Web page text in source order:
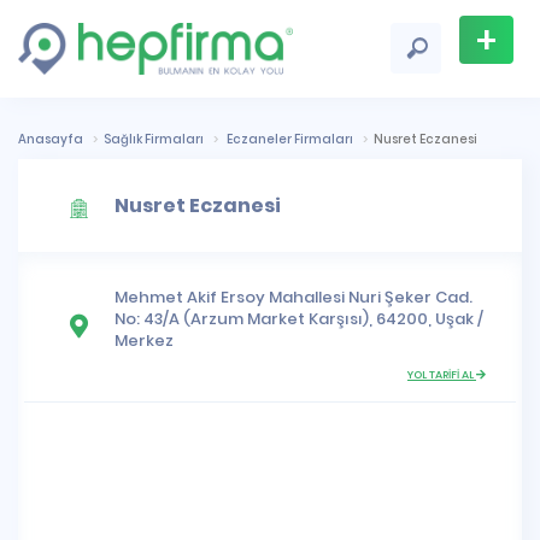
+
Ekle
Anasayfa Sağlık Firmaları Eczaneler Firmaları Nusret Eczanesi
Nusret Eczanesi
Mehmet Akif Ersoy Mahallesi Nuri Şeker Cad.
No: 43/A (Arzum Market Karşısı), 64200, Uşak/
Merkez
YOL TARİFİ AL